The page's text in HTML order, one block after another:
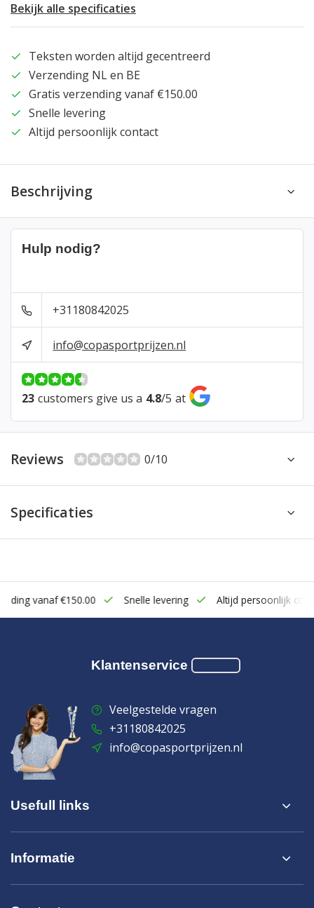
Bekijk alle specificaties
Teksten worden altijd gecentreerd
Verzending NL en BE
Gratis verzending vanaf €150.00
Snelle levering
Altijd persoonlijk contact
Beschrijving
Hulp nodig?
+31180842025
info@copasportprijzen.nl
23 customers give us a 4.8/5 at
Reviews 0/10
Specificaties
vanaf €150.00 Snelle levering Altijd persoonlijk
Klantenservice
Veelgestelde vragen
+31180842025
info@copasportprijzen.nl
Usefull links
Informatie